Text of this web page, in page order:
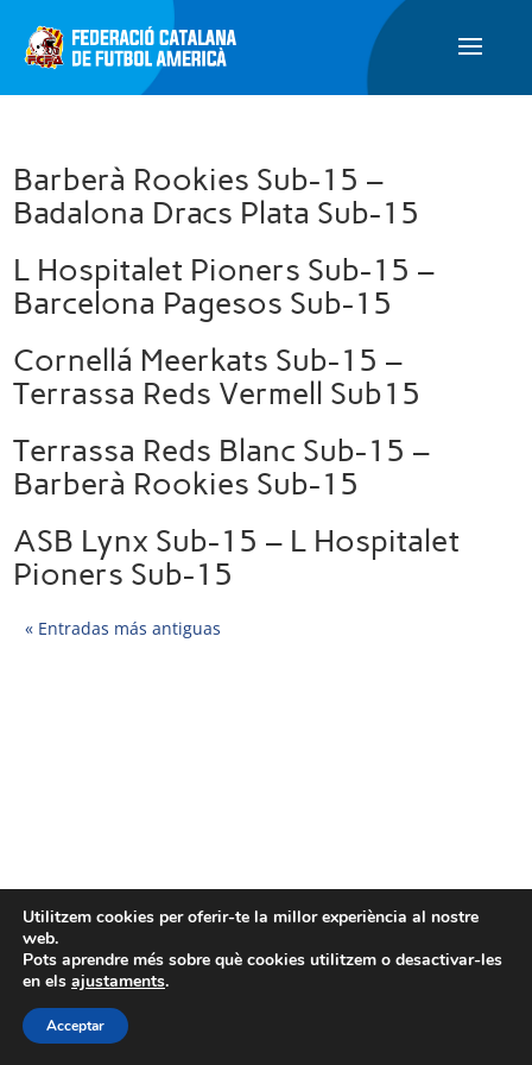
Barberà Rookies Sub-15 –
Badalona Dracs Plata Sub-15
L Hospitalet Pioners Sub-15 –
Barcelona Pagesos Sub-15
Cornellá Meerkats Sub-15 –
Terrassa Reds Vermell Sub15
Terrassa Reds Blanc Sub-15 –
Barberà Rookies Sub-15
ASB Lynx Sub-15 – L Hospitalet
Pioners Sub-15
« Entradas más antiguas
Utilitzem cookies per oferir-te la millor experiència al nostre
web.
Pots aprendre més sobre què cookies utilitzem o desactivar-les
en els ajustaments.
Acceptar